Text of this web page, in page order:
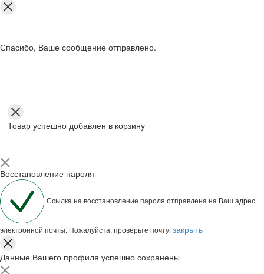
Спасибо, Ваше сообщение отправлено.
Товар успешно добавлен в корзину
Восстановление пароля
Ссылка на восстановление пароля отправлена на Ваш адрес
электронной почты. Пожалуйста, проверьте почту. закрыть
Данные Вашего профиля успешно сохранены